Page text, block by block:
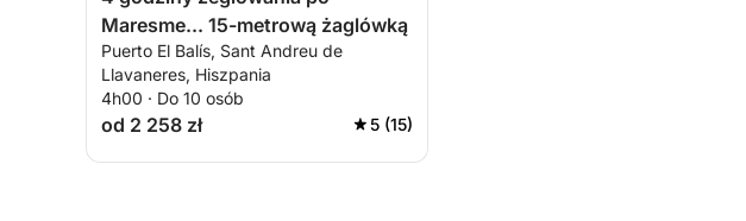
Maresme... 15-metrową żaglówką
Puerto El Balís, Sant Andreu de
Llavaneres, Hiszpania
4h00 · Do 10 osób
od 2 258 zł 5 (15)